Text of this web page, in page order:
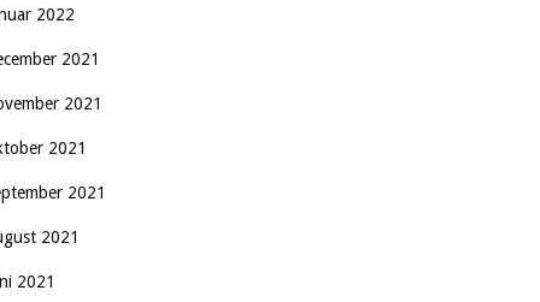
2022
2021
2021
2021
2021
2021
2021